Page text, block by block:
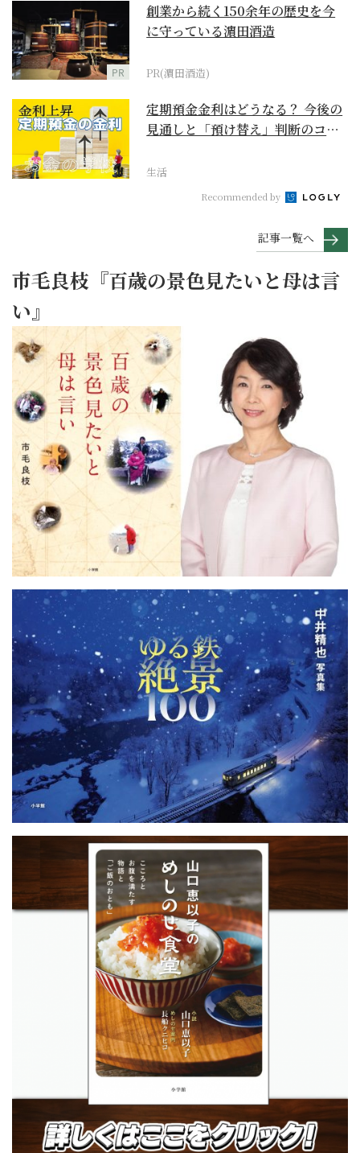
PR
創業から続く150余年の歴史を今
に守っている濵田酒造
PR(濵田酒造)
定期預金金利はどうなる？ 今後の
見通しと「預け替え」判断のコツ
生活
Recommended by
記事一覧へ
市毛良枝『百歳の景色見たいと母は言
い』